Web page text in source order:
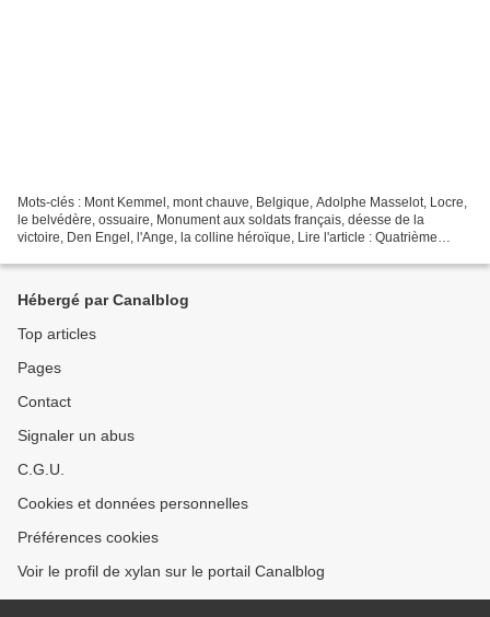
Mots-clés : Mont Kemmel, mont chauve, Belgique, Adolphe Masselot, Locre,
le belvédère, ossuaire, Monument aux soldats français, déesse de la
victoire, Den Engel, l'Ange, la colline héroïque, Lire l'article : Quatrième
Hébergé par Canalblog
Top articles
Pages
Contact
Signaler un abus
C.G.U.
Cookies et données personnelles
Préférences cookies
Voir le profil de xylan sur le portail Canalblog